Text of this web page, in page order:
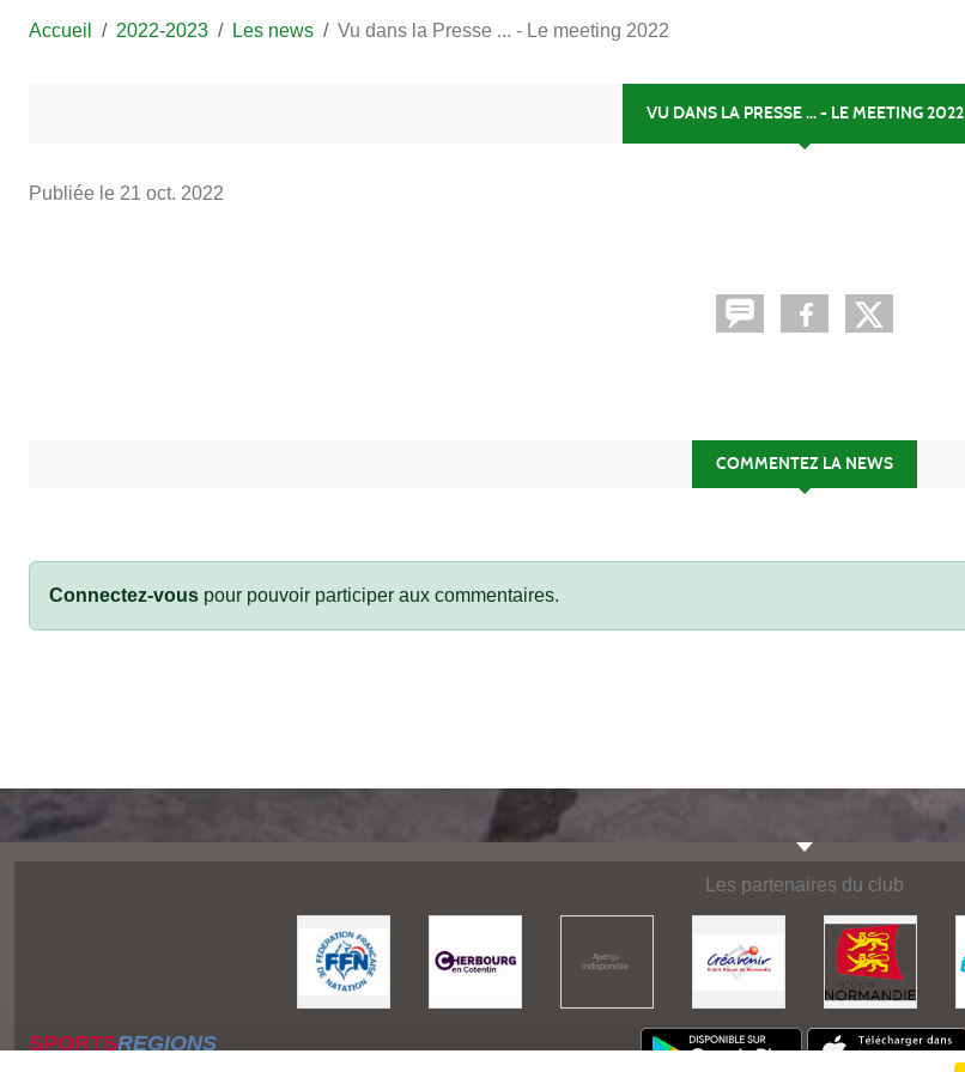
Accueil 2022-2023 Les news Vu dans la Presse ... - Le meeting 2022
VU DANS LA PRESSE ... - LE MEETING 2022
Publiée le 21 oct. 2022
COMMENTEZ LA NEWS
Connectez-vous pour pouvoir participer aux commentaires.
Les partenaires du club
SPORTSREGIONS